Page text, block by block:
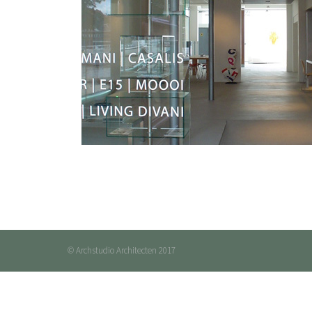
© Archstudio Architecten 2017